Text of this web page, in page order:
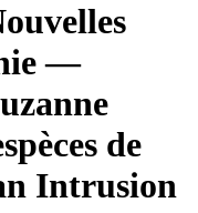
—
de
Intrusion